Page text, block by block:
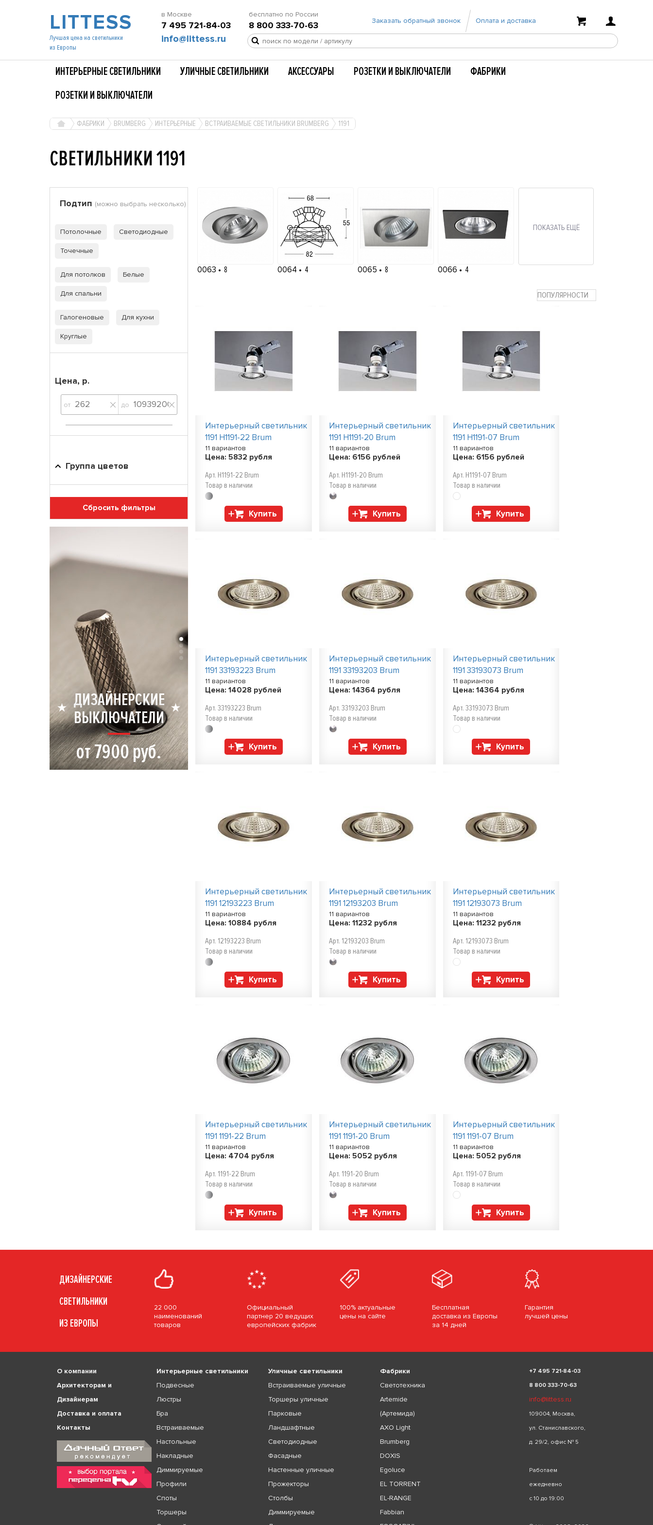
LITTESS
Лучшая цена на светильники
из Европы
в Москве
7 495 721-84-03
бесплатно по России
8 800 333-70-63 Заказать обратный звонок Оплата и доставка
info@littess.ru
ИНТЕРЬЕРНЫЕ СВЕТИЛЬНИКИ УЛИЧНЫЕ СВЕТИЛЬНИКИ АКСЕССУАРЫ РОЗЕТКИ И ВЫКЛЮЧАТЕЛИ
ФАБРИКИ
РОЗЕТКИ И ВЫКЛЮЧАТЕЛИ
ФАБРИКИ BRUMBERG ИНТЕРЬЕРНЫЕ ВСТРАИВАЕМЫЕ СВЕТИЛЬНИКИ BRUMBERG 1191
СВЕТИЛЬНИКИ 1191
Подтип (можно выбрать несколько)
Потолочные Светодиодные
Точечные
Для потолков Белые
Для спальни
Галогеновые Для кухни
Круглые
Цена, р.
от до
Группа цветов
Сбросить фильтры
ДИЗАЙНЕРСКИЕ
ВЫКЛЮЧАТЕЛИ
от 7900 руб.
0063 8 0064 4 0065 8 0066 4
ПОКАЗАТЬ ЕЩЁ
ПОПУЛЯРНОСТИ
Интерьерный светильник
1191 H1191-22 Brum
11 вариантов
Цена: 5832 рубля
Арт. H1191-22 Brum
Товар в наличии
Купить
Интерьерный светильник
1191 H1191-20 Brum
11 вариантов
Цена: 6156 рублей
Арт. H1191-20 Brum
Товар в наличии
Купить
Интерьерный светильник
1191 H1191-07 Brum
11 вариантов
Цена: 6156 рублей
Арт. H1191-07 Brum
Товар в наличии
Купить
Интерьерный светильник
1191 33193223 Brum
11 вариантов
Цена: 14028 рублей
Арт. 33193223 Brum
Товар в наличии
Купить
Интерьерный светильник
1191 33193203 Brum
11 вариантов
Цена: 14364 рубля
Арт. 33193203 Brum
Товар в наличии
Купить
Интерьерный светильник
1191 33193073 Brum
11 вариантов
Цена: 14364 рубля
Арт. 33193073 Brum
Товар в наличии
Купить
Интерьерный светильник
1191 12193223 Brum
11 вариантов
Цена: 10884 рубля
Арт. 12193223 Brum
Товар в наличии
Купить
Интерьерный светильник
1191 12193203 Brum
11 вариантов
Цена: 11232 рубля
Арт. 12193203 Brum
Товар в наличии
Купить
Интерьерный светильник
1191 12193073 Brum
11 вариантов
Цена: 11232 рубля
Арт. 12193073 Brum
Товар в наличии
Купить
Интерьерный светильник
1191 1191-22 Brum
11 вариантов
Цена: 4704 рубля
Арт. 1191-22 Brum
Товар в наличии
Купить
Интерьерный светильник
1191 1191-20 Brum
11 вариантов
Цена: 5052 рубля
Арт. 1191-20 Brum
Товар в наличии
Купить
Интерьерный светильник
1191 1191-07 Brum
11 вариантов
Цена: 5052 рубля
Арт. 1191-07 Brum
Товар в наличии
Купить
ДИЗАЙНЕРСКИЕ
СВЕТИЛЬНИКИ
ИЗ ЕВРОПЫ
22 000
наименований
товаров
Официальный
партнер 20 ведущих
европейских фабрик
100% актуальные
цены на сайте
Бесплатная
доставка из Европы
за 14 дней
Гарантия
лучшей цены
О компании
Архитекторам и
Дизайнерам
Доставка и оплата
Контакты
Интерьерные светильники
Подвесные
Люстры
Бра
Встраиваемые
Настольные
Накладные
Диммируемые
Профили
Споты
Торшеры
Уличные светильники
Встраиваемые уличные
Торшеры уличные
Парковые
Ландшафтные
Светодиодные
Фасадные
Настенные уличные
Прожекторы
Столбы
Диммируемые
Фабрики
Светотехника
Artemide
(Артемида)
AXO Light
Brumberg
DOXIS
Egoluce
EL TORRENT
EL-RANGE
Fabbian
+7 495 721-84-03
8 800 333-70-63
info@littess.ru
109004, Москва,
ул. Станиславского,
д. 29/2, офис № 5
Работаем
ежедневно
с 10 до 19:00